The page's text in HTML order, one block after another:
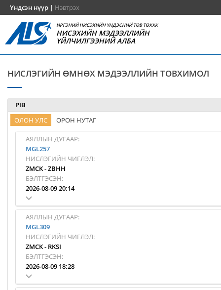
Үндсэн нүүр | Нэвтрэх
ИРГЭНИЙ НИСЭХИЙН ҮНДЭСНИЙ ТӨВ ТӨХХК
НИСЭХИЙН МЭДЭЭЛЛИЙН
ҮЙЛЧИЛГЭЭНИЙ АЛБА
НИСЛЭГИЙН ӨМНӨХ МЭДЭЭЛЛИЙН ТОВХИМОЛ
PIB
ОЛОН УЛС
ОРОН НУТАГ
АЯЛЛЫН ДУГААР:
MGL257
НИСЛЭГИЙН ЧИГЛЭЛ:
ZMCK-ZBHH
БЭЛТГЭСЭН:
2026-08-09 20:14
АЯЛЛЫН ДУГААР:
MGL309
НИСЛЭГИЙН ЧИГЛЭЛ:
ZMCK- RKSI
БЭЛТГЭСЭН:
2026-08-09 18:28